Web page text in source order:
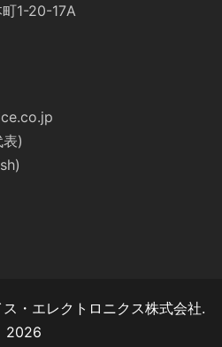
1-20-17A
)
・エレクトロニクス株式会社.
2026